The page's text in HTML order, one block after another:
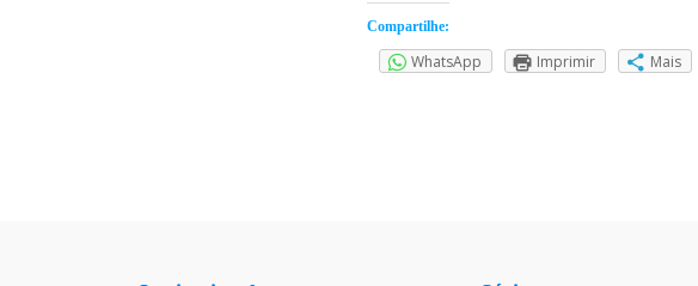
Compartilhe:
WhatsApp Imprimir Mais